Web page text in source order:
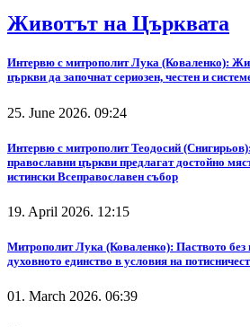
Животът на Църквата
Интервю с митрополит Лука (Коваленко):
църкви да започнат сериозен, честен и
25. June 2026. 09:24
Интервю с митрополит Теодосий
православни църкви предлагат достойно
истински Всеправославен събор
19. April 2026. 12:15
Митрополит Лука (Коваленко): Паството без
духовното единство в условия на
01. March 2026. 06:39